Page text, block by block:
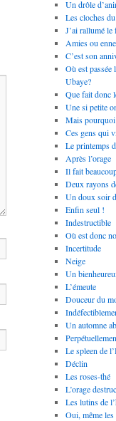
Un drôle
Les cloches
J’ai rallumé le
Amies ou
C’est son
Où est passée
Ubaye?
Que fait donc
Une si petite
Mais
Ces gens qui
Le printemps
Après l’orage
Il fait
Deux rayons
Un doux soir
Enfin seul !
Indestructible
Où est donc
Incertitude
Neige
Un
L’émeute
Douceur du
Un automne
Le spleen de
Déclin
Les roses-thé
L’orage
Les lutins de
Oui, même